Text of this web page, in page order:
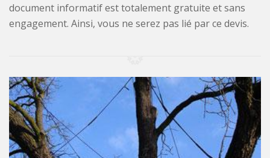
document informatif est totalement gratuite et sans
engagement. Ainsi, vous ne serez pas lié par ce devis.